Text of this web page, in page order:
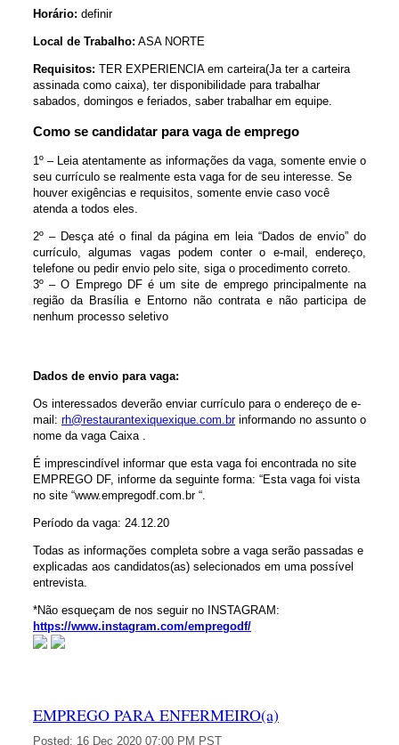
Horário: definir
Local de Trabalho: ASA NORTE
Requisitos: TER EXPERIENCIA em carteira(Ja ter a carteira
assinada como caixa), ter disponibilidade para trabalhar
sabados, domingos e feriados, saber trabalhar em equipe.
Como se candidatar para vaga de emprego
1º – Leia atentamente as informações da vaga, somente envie o
seu currículo se realmente esta vaga for de seu interesse. Se
houver exigências e requisitos, somente envie caso você
atenda a todos eles.
2º – Desça até o final da página em leia “Dados de envio” do
currículo, algumas vagas podem conter o e-mail, endereço,
telefone ou pedir envio pelo site, siga o procedimento correto.
3º – O Emprego DF é um site de emprego principalmente na
região da Brasília e Entorno não contrata e não participa de
nenhum processo seletivo
Dados de envio para vaga:
Os interessados deverão enviar currículo para o endereço de e-
mail: rh@restaurantexiquexique.com.brinformando no assunto o
nome da vaga Caixa .
É imprescindível informar que esta vaga foi encontrada no site
EMPREGO DF, informe da seguinte forma: “Esta vaga foi vista
no site “www.empregodf.com.br “.
Período da vaga: 24.12.20
Todas as informações completa sobre a vaga serão passadas e
explicadas aos candidatos(as) selecionados em uma possível
entrevista.
*Não esqueçam de nos seguir no INSTAGRAM:
https://www.instagram.com/empregodf/
EMPREGO PARA ENFERMEIRO(a)
Posted: 16 Dec 2020 07:00 PM PST